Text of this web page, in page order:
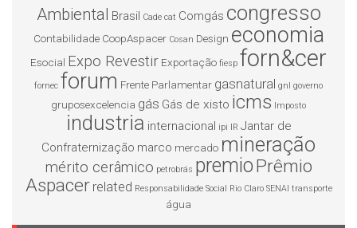
Ambiental Brasil Cade cat Comgás congresso
Contabilidade CoopAspacer Cosan Design economia
Esocial Expo Revestir Exportação fiesp forn&cer
fornec forum Frente Parlamentar gasnatural gnl governo
gruposexcelencia gás Gás de xisto icms Imposto
industria internacional ipi IR Jantar de
Confraternização marco mercado mineração
mérito cerâmico petrobrás premioPrêmio
Aspacer related Responsabilidade Social Rio Claro SENAI transporte
água